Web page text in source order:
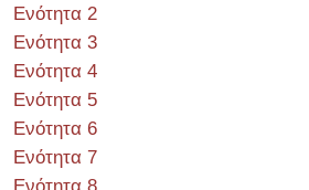
Ενότητα 2
Ενότητα 3
Ενότητα 4
Ενότητα 5
Ενότητα 6
Ενότητα 7